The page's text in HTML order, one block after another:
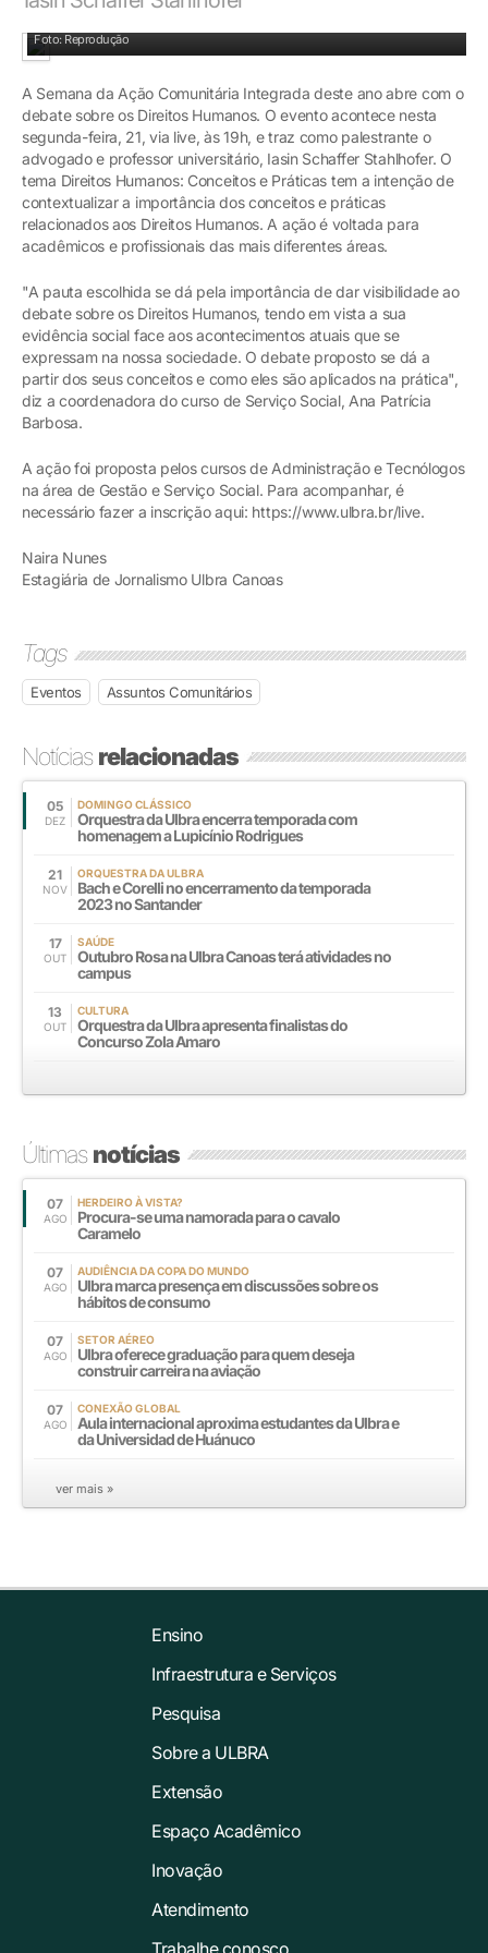
Foto: Reprodução
A Semana da Ação Comunitária Integrada deste ano abre com o
debate sobre os Direitos Humanos. O evento acontece nesta
segunda-feira, 21, via live, às 19h, e traz como palestrante o
advogado e professor universitário, Iasin Schaffer Stahlhofer. O
tema Direitos Humanos: Conceitos e Práticas tem a intenção de
contextualizar a importância dos conceitos e práticas
relacionados aos Direitos Humanos. A ação é voltada para
acadêmicos e profissionais das mais diferentes áreas.
"A pauta escolhida se dá pela importância de dar visibilidade ao
debate sobre os Direitos Humanos, tendo em vista a sua
evidência social face aos acontecimentos atuais que se
expressam na nossa sociedade. O debate proposto se dá a
partir dos seus conceitos e como eles são aplicados na prática",
diz a coordenadora do curso de Serviço Social, Ana Patrícia
Barbosa.
A ação foi proposta pelos cursos de Administração e Tecnólogos
na área de Gestão e Serviço Social. Para acompanhar, é
necessário fazer a inscrição aqui: https://www.ulbra.br/live.
Naira Nunes
Estagiária de Jornalismo Ulbra Canoas
Tags
Eventos Assuntos Comunitários
Notíciasrelacionadas
05
DEZ
DOMINGO CLÁSSICO
Orquestra da Ulbra encerra temporada com
homenagem a Lupicínio Rodrigues
21
NOV
ORQUESTRA DA ULBRA
Bach e Corelli no encerramento da temporada
2023 no Santander
17
OUT
SAÚDE
Outubro Rosa na Ulbra Canoas terá atividades no
campus
13
OUT
CULTURA
Orquestra da Ulbra apresenta finalistas do
Concurso Zola Amaro
Últimasnotícias
07
AGO
HERDEIRO À VISTA?
Procura-se uma namorada para o cavalo
Caramelo
07
AGO
AUDIÊNCIA DA COPA DO MUNDO
Ulbra marca presença em discussões sobre os
hábitos de consumo
07
AGO
SETOR AÉREO
Ulbra oferece graduação para quem deseja
construir carreira na aviação
07
AGO
CONEXÃO GLOBAL
Aula internacional aproxima estudantes da Ulbra e
da Universidad de Huánuco
ver mais »
Ensino
Infraestrutura e Serviços
Pesquisa
Sobre a ULBRA
Extensão
Espaço Acadêmico
Inovação
Atendimento
Trabalhe conosco